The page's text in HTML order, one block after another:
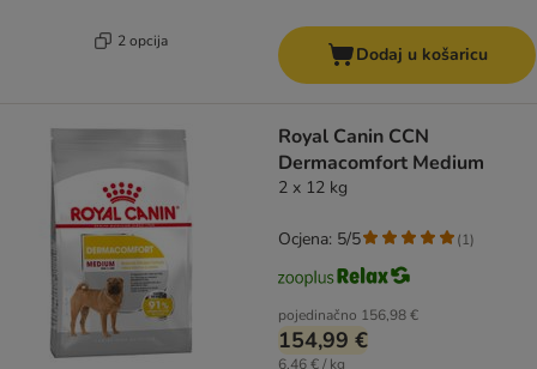
2 opcija
Dodaj u košaricu
Royal Canin CCN
Dermacomfort Medium
2 x 12 kg
pojedinačno 156,98 €
154,99 €
6,46 € / kg
Ocjena: 5/5 (1)